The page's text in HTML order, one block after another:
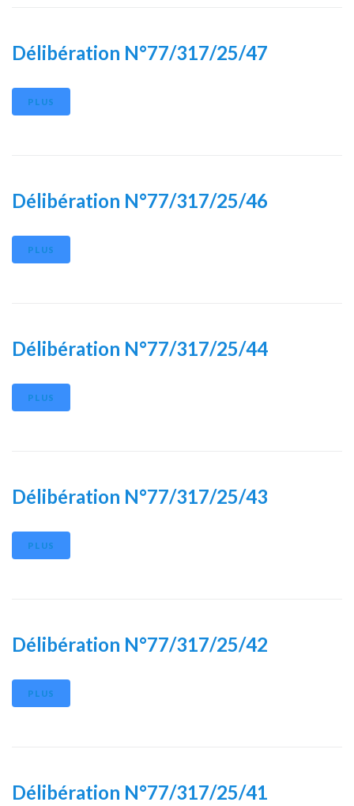
Délibération N°77/317/25/47
PLUS
Délibération N°77/317/25/46
PLUS
Délibération N°77/317/25/44
PLUS
Délibération N°77/317/25/43
PLUS
Délibération N°77/317/25/42
PLUS
Délibération N°77/317/25/41